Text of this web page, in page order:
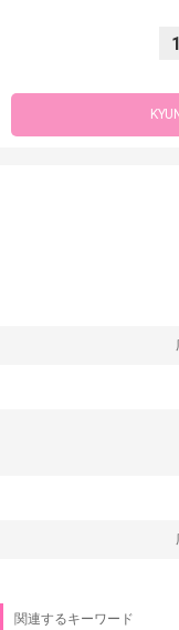
1
関連するキーワード